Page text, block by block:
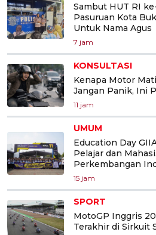
Sambut HUT RI
Pasuruan Kota
Untuk Nama Agus
7 jam
KONSULTASI
Kenapa Motor
Jangan Panik, Ini
11 jam
UMUM
Education Day
Pelajar dan
Perkembangan
15 jam
SPORT
MotoGP Inggris
Terakhir di Sirkuit